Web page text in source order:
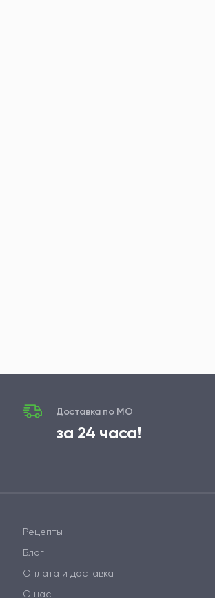
Доставка по МО
за 24 часа!
Рецепты
Блог
Оплата и доставка
О нас